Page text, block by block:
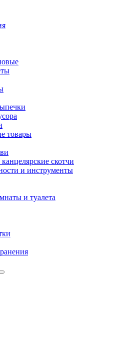
товары
скотчи
и инструменты
и туалета